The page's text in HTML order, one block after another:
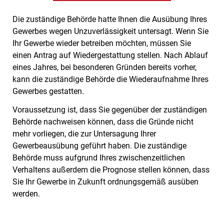
Die zuständige Behörde hatte Ihnen die Ausübung Ihres
Gewerbes wegen Unzuverlässigkeit untersagt. Wenn Sie
Ihr Gewerbe wieder betreiben möchten, müssen Sie
einen Antrag auf Wiedergestattung stellen. Nach Ablauf
eines Jahres, bei besonderen Gründen bereits vorher,
kann die zuständige Behörde die Wiederaufnahme Ihres
Gewerbes gestatten.
Voraussetzung ist, dass Sie gegenüber der zuständigen
Behörde nachweisen können, dass die Gründe nicht
mehr vorliegen, die zur Untersagung Ihrer
Gewerbeausübung geführt haben. Die zuständige
Behörde muss aufgrund Ihres zwischenzeitlichen
Verhaltens außerdem die Prognose stellen können, dass
Sie Ihr Gewerbe in Zukunft ordnungsgemäß ausüben
werden.